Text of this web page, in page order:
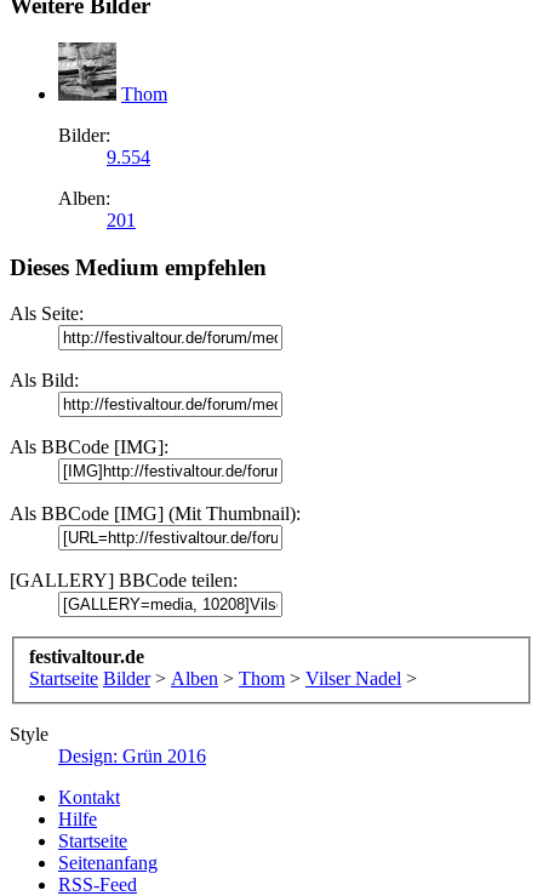
Weitere Bilder
Thom
Bilder:
9.554
Alben:
201
Dieses Medium empfehlen
Als Seite:
Als Bild:
Als BBCode [IMG]:
Als BBCode [IMG] (Mit Thumbnail):
[GALLERY] BBCode teilen:
festivaltour.de
Startseite Bilder > Alben > Thom > Vilser Nadel >
Style
Design: Grün 2016
Kontakt
Hilfe
Startseite
Seitenanfang
RSS-Feed